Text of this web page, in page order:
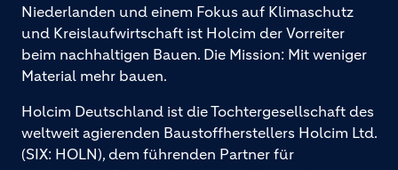
Niederlanden und einem Fokus auf Klimaschutz
und Kreislaufwirtschaft ist Holcim der Vorreiter
beim nachhaltigen Bauen. Die Mission: Mit weniger
Material mehr bauen.
Holcim Deutschland ist die Tochtergesellschaft des
weltweit agierenden Baustoffherstellers Holcim Ltd.
(SIX: HOLN), dem führenden Partner für